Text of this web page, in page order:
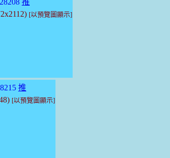
推
[以預覽圖顯示]
推
[以預覽圖顯示]